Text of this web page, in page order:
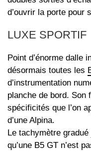
d’ouvrir la porte pour
LUXE SPORTIF
Point d’énorme dalle
désormais toutes les
d’instrumentation
planche de bord. Son
spécificités que l’on
d’une Alpina.
Le tachymètre
qu’une B5 GT n’est